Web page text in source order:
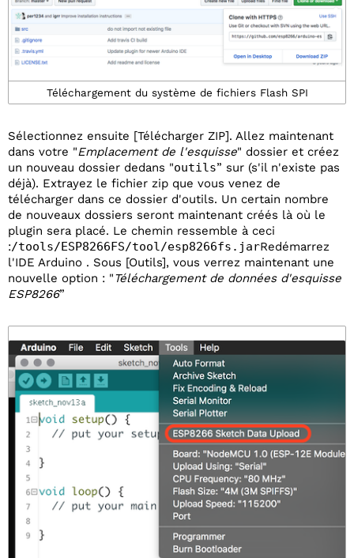
Téléchargement du système de fichiers Flash SPI
Sélectionnez ensuite [Télécharger ZIP]. Allez maintenant
dans votre "Emplacement de l'esquisse" dossier et créez
un nouveau dossier dedans "outils” sur (s'il n'existe pas
déjà). Extrayez le fichier zip que vous venez de
télécharger dans ce dossier d'outils. Un certain nombre
de nouveaux dossiers seront maintenant créés là où le
plugin sera placé. Le chemin ressemble à ceci
:/tools/ESP8266FS/tool/esp8266fs.jarRedémarrez
l'IDE Arduino . Sous [Outils], vous verrez maintenant une
nouvelle option : "Téléchargement de données d'esquisse
ESP8266”